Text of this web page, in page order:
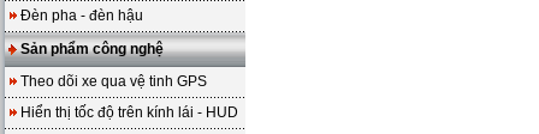
Đèn pha - đèn hậu
Sản phẩm công nghệ
Theo dõi xe qua vệ tinh GPS
Hiển thị tốc độ trên kính lái - HUD